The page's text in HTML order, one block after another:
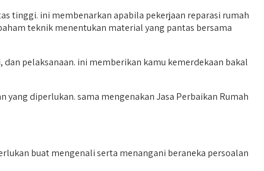
tinggi. ini membenarkan apabila pekerjaan reparasi rumah
teknik menentukan material yang pantas bersama
pelaksanaan. ini memberikan kamu kemerdekaan bakal
diperlukan. sama mengenakan Jasa Perbaikan Rumah
buat mengenali serta menangani beraneka persoalan